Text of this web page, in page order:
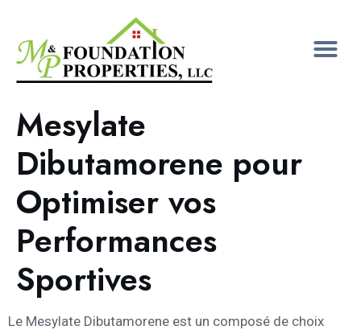
Mesylate
Dibutamorene pour
Optimiser vos
Performances
Sportives
Le Mesylate Dibutamorene est un composé de choix